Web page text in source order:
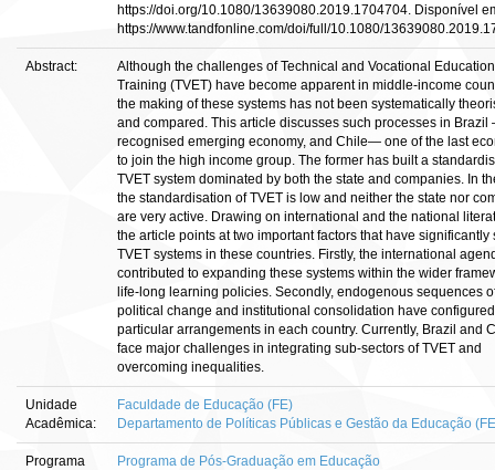
https://doi.org/10.1080/13639080.2019.1704704. Disponível
https://www.tandfonline.com/doi/full/10.1080/
Abstract:
Although the challenges of Technical and Vocational
Training (TVET) have become apparent in middle-income
the making of these systems has not been systematically
and compared. This article discusses such processes in
recognised emerging economy, and Chile― one of the last
to join the high income group. The former has built a
TVET system dominated by both the state and companies. In
the standardisation of TVET is low and neither the state nor
are very active. Drawing on international and the national
the article points at two important factors that have significantly
TVET systems in these countries. Firstly, the international
contributed to expanding these systems within the wider
life-long learning policies. Secondly, endogenous sequences
political change and institutional consolidation have configured
particular arrangements in each country. Currently, Brazil and
face major challenges in integrating sub-sectors of TVET and
overcoming inequalities.
Unidade
Acadêmica:
Faculdade de Educação (FE)
Departamento de Políticas Públicas e Gestão da Educação
Programa
Programa de Pós-Graduação em Educação